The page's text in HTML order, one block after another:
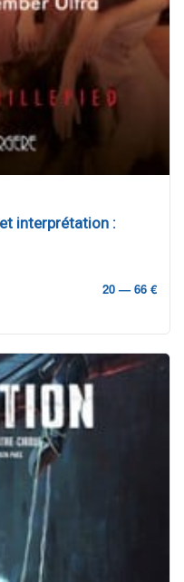
interprétation :
20 — 66 €